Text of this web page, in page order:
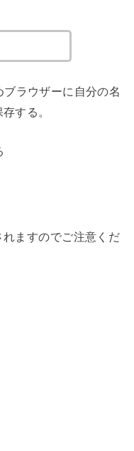
ラウザーに自分の名
する。
ますのでご注意くだ